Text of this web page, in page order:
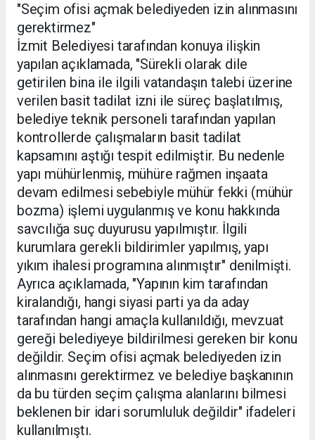
"Seçim ofisi açmak belediyeden izin alınmasını
gerektirmez"
İzmit Belediyesi tarafından konuya ilişkin
yapılan açıklamada, "Sürekli olarak dile
getirilen bina ile ilgili vatandaşın talebi üzerine
verilen basit tadilat izni ile süreç başlatılmış,
belediye teknik personeli tarafından yapılan
kontrollerde çalışmaların basit tadilat
kapsamını aştığı tespit edilmiştir. Bu nedenle
yapı mühürlenmiş, mühüre rağmen inşaata
devam edilmesi sebebiyle mühür fekki (mühür
bozma) işlemi uygulanmış ve konu hakkında
savcılığa suç duyurusu yapılmıştır. İlgili
kurumlara gerekli bildirimler yapılmış, yapı
yıkım ihalesi programına alınmıştır" denilmişti.
Ayrıca açıklamada, "Yapının kim tarafından
kiralandığı, hangi siyasi parti ya da aday
tarafından hangi amaçla kullanıldığı, mevzuat
gereği belediyeye bildirilmesi gereken bir konu
değildir. Seçim ofisi açmak belediyeden izin
alınmasını gerektirmez ve belediye başkanının
da bu türden seçim çalışma alanlarını bilmesi
beklenen bir idari sorumluluk değildir" ifadeleri
kullanılmıştı.